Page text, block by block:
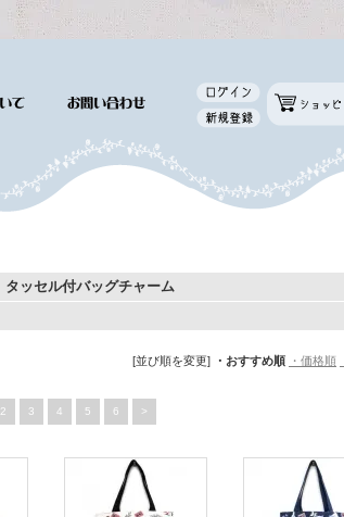
タッセル付バッグチャーム
[並び順を変更] ・おすすめ順 ・価格順
2 3 4 5 6 >